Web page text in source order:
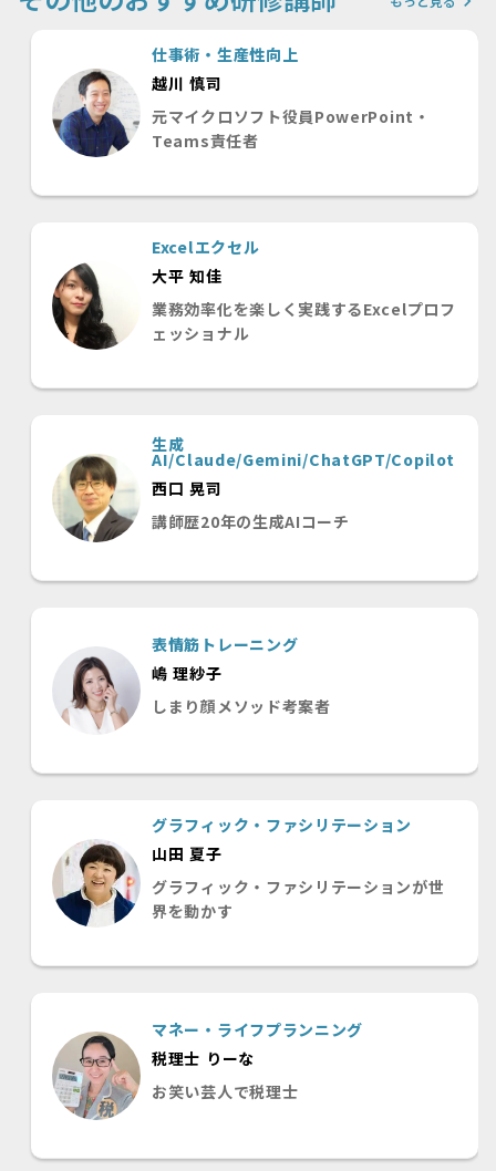
仕事術・生産性向上
越川 慎司
元マイクロソフト役員PowerPoint・
Teams責任者
Excelエクセル
大平 知佳
業務効率化を楽しく実践するExcelプロフ
ェッショナル
生成
AI/Claude/Gemini/ChatGPT/Copilot
西口 晃司
講師歴20年の生成AIコーチ
表情筋トレーニング
嶋 理紗子
しまり顔メソッド考案者
グラフィック・ファシリテーション
山田 夏子
グラフィック・ファシリテーションが世
界を動かす
マネー・ライフプランニング
税理士 りーな
お笑い芸人で税理士